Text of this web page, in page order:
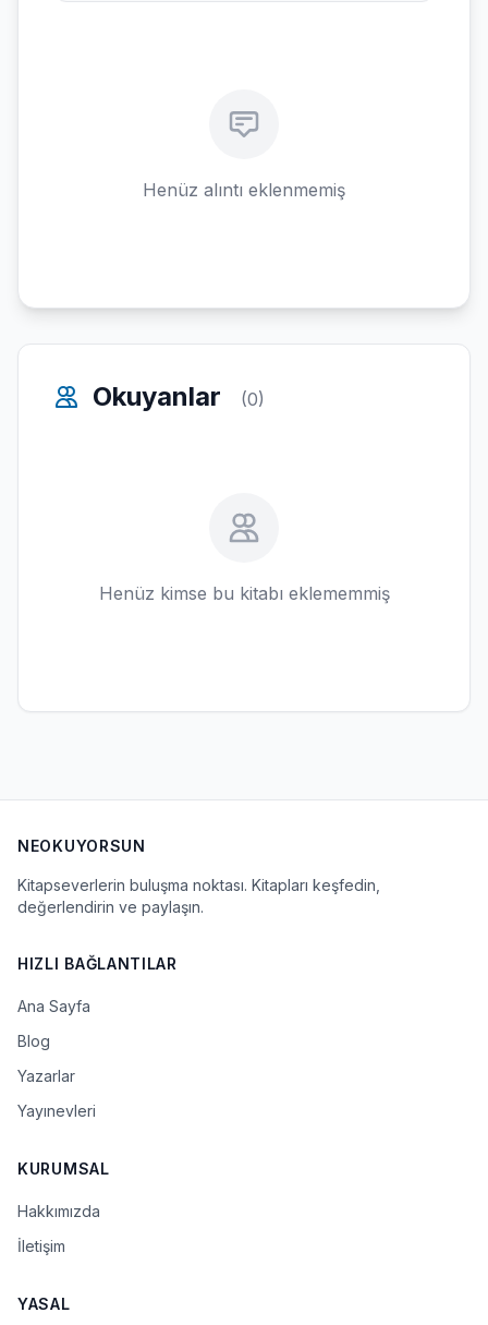
Henüz alıntı eklenmemiş
Okuyanlar (0)
Henüz kimse bu kitabı eklememmiş
NEOKUYORSUN
Kitapseverlerin buluşma noktası. Kitapları keşfedin,
değerlendirin ve paylaşın.
HIZLI BAĞLANTILAR
Ana Sayfa
Blog
Yazarlar
Yayınevleri
KURUMSAL
Hakkımızda
İletişim
YASAL